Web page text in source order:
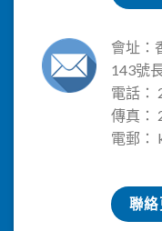
會址：
143號
電話：
傳真：
電郵：
聯絡